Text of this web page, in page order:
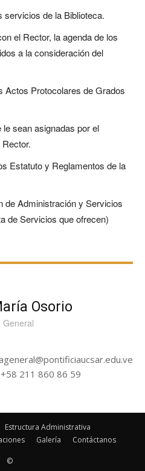
de la Biblioteca.
el Rector, la agenda de los
a la consideración del
Actos Protocolares de Grados
sean asignadas por el
Estatuto y Reglamentos de la
de Administración y Servicios
de Servicios que ofrecen)
Osorio
General
211 860 86 59
Estructura Administrativa
Galería Contáctanos
©